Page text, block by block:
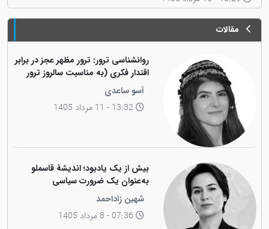
مقالات
روانشناسی ترور: ترور مظهر عجز در برابر
اقتدار فکری (به مناسبت سالروز ترور
فیزیکی رهبر کاریزماتیک ملت کورد،
دکتر عبدالرحمان قاسملو)
آسو ساعدی
13:32 - 11 مرداد 1405
بیش از یک یادبود؛ اندیشهٔ قاسملو
به‌عنوان یک ضرورت سیاسی
شهین زاداحمد